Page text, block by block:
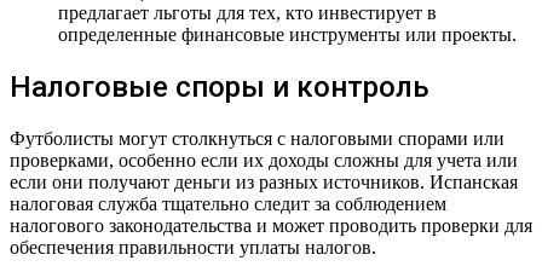
предлагает льготы для тех, кто инвестирует в
определенные финансовые инструменты или проекты.
Налоговые споры и контроль
Футболисты могут столкнуться с налоговыми спорами или
проверками, особенно если их доходы сложны для учета или
если они получают деньги из разных источников. Испанская
налоговая служба тщательно следит за соблюдением
налогового законодательства и может проводить проверки для
обеспечения правильности уплаты налогов.